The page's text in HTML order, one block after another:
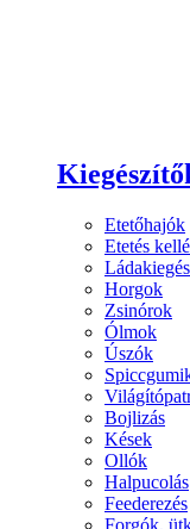
Etetőhajók
Etetés
Horgok
Zsinórok
Ólmok
Úszók
Bojlizás
Kések
Ollók
Halpucolás
Feederezés